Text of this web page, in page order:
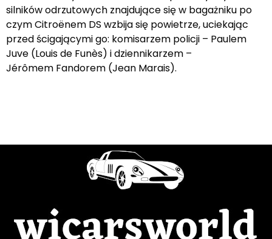
silników odrzutowych znajdujące się w bagażniku po
czym Citroënem DS wzbija się powietrze, uciekając
przed ścigającymi go: komisarzem policji – Paulem
Juve (Louis de Funès) i dziennikarzem –
Jérômem Fandorem (Jean Marais).